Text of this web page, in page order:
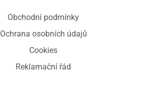
Obchodní podmínky
Ochrana osobních údajů
Cookies
Reklamační řád